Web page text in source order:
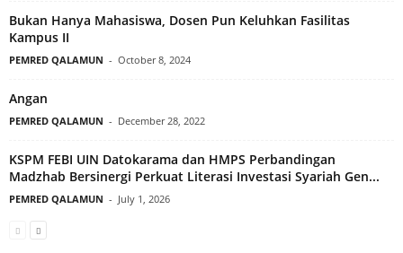
Bukan Hanya Mahasiswa, Dosen Pun Keluhkan Fasilitas
Kampus II
PEMRED QALAMUN - October 8, 2024
Angan
PEMRED QALAMUN - December 28, 2022
KSPM FEBI UIN Datokarama dan HMPS Perbandingan
Madzhab Bersinergi Perkuat Literasi Investasi Syariah Gen...
PEMRED QALAMUN - July 1, 2026